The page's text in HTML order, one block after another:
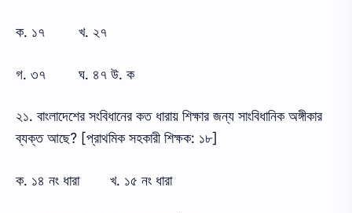
ক. ১৭ খ. ২৭
গ. ৩৭ ঘ. ৪৭ উ. ক
২১. বাংলাদেশের সংবিধানের কত ধারায় শিক্ষার জন্য সাংবিধানিক অঙ্গীকার
ব্যক্ত আছে? [প্রাথমিক সহকারী শিক্ষক: ১৮]
ক. ১৪ নং ধারা খ. ১৫ নং ধারা